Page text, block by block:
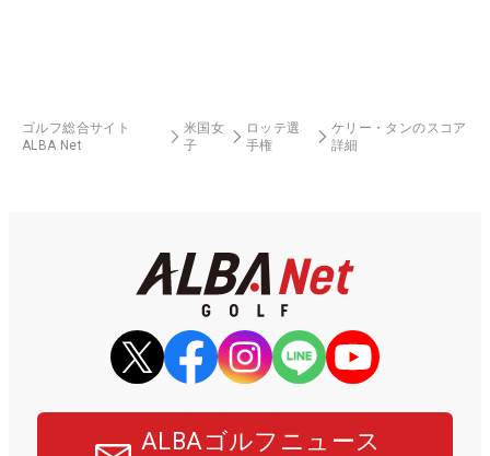
ゴルフ総合サイト
ALBA Net
米国女
子
ロッテ選
手権
ケリー・タンのスコア
詳細
ALBAゴルフニュース